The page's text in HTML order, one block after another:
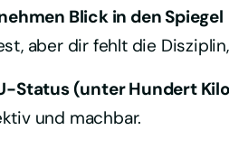
Blick in den Spiegel
aber dir fehlt die
Status (unter Hundert
und machbar.